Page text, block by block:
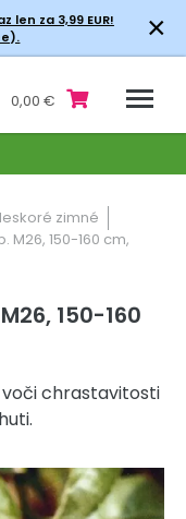
len za 3,99 EUR!
×
0,00 €
zimné
M26, 150-160 cm,
150-160
chrastavitosti